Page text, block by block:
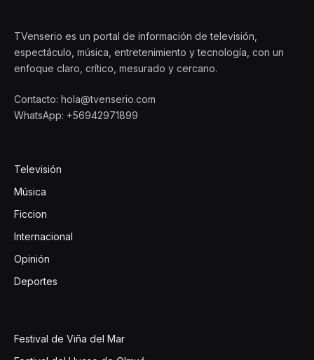
TVenserio es un portal de información de televisión,
espectáculo, música, entretenimiento y tecnología, con un
enfoque claro, crítico, mesurado y cercano.
Contacto: hola@tvenserio.com
WhatsApp: +56942971899
Televisión
Música
Ficcion
Internacional
Opinión
Deportes
Festival de Viña del Mar